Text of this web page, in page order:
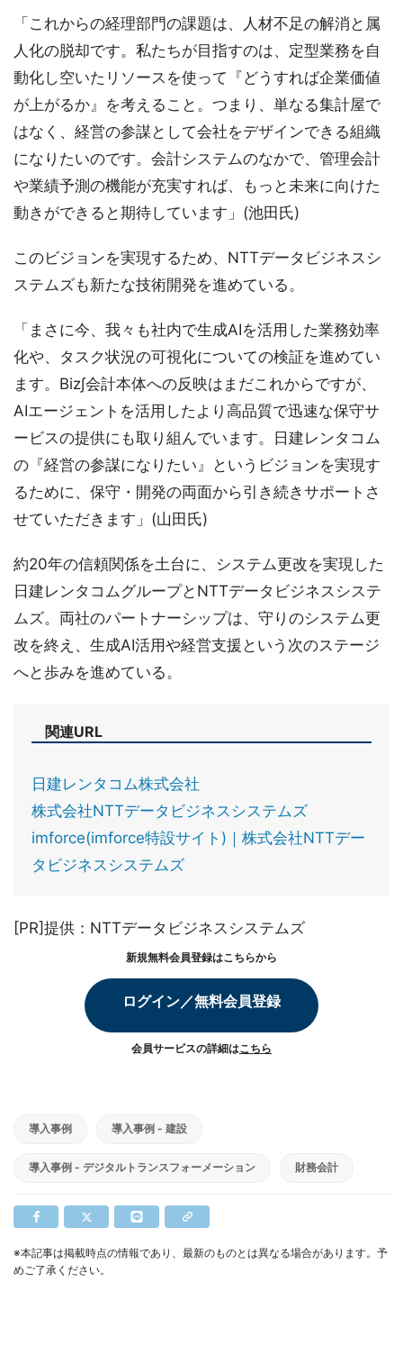
「これからの経理部門の課題は、人材不足の解消と属
人化の脱却です。私たちが目指すのは、定型業務を自
動化し空いたリソースを使って『どうすれば企業価値
が上がるか』を考えること。つまり、単なる集計屋で
はなく、経営の参謀として会社をデザインできる組織
になりたいのです。会計システムのなかで、管理会計
や業績予測の機能が充実すれば、もっと未来に向けた
動きができると期待しています」(池田氏)
このビジョンを実現するため、NTTデータビジネスシ
ステムズも新たな技術開発を進めている。
「まさに今、我々も社内で生成AIを活用した業務効率
化や、タスク状況の可視化についての検証を進めてい
ます。Biz∫会計本体への反映はまだこれからですが、
AIエージェントを活用したより高品質で迅速な保守サ
ービスの提供にも取り組んでいます。日建レンタコム
の『経営の参謀になりたい』というビジョンを実現す
るために、保守・開発の両面から引き続きサポートさ
せていただきます」(山田氏)
約20年の信頼関係を土台に、システム更改を実現した
日建レンタコムグループとNTTデータビジネスシステ
ムズ。両社のパートナーシップは、守りのシステム更
改を終え、生成AI活用や経営支援という次のステージ
へと歩みを進めている。
関連URL
日建レンタコム株式会社
株式会社NTTデータビジネスシステムズ
imforce(imforce特設サイト)｜株式会社NTTデー
タビジネスシステムズ
[PR]提供：NTTデータビジネスシステムズ
新規無料会員登録はこちらから
ログイン／無料会員登録
会員サービスの詳細はこちら
導入事例 導入事例 - 建設
導入事例 - デジタルトランスフォーメーション 財務会計
※本記事は掲載時点の情報であり、最新のものとは異なる場合があります。予
めご了承ください。